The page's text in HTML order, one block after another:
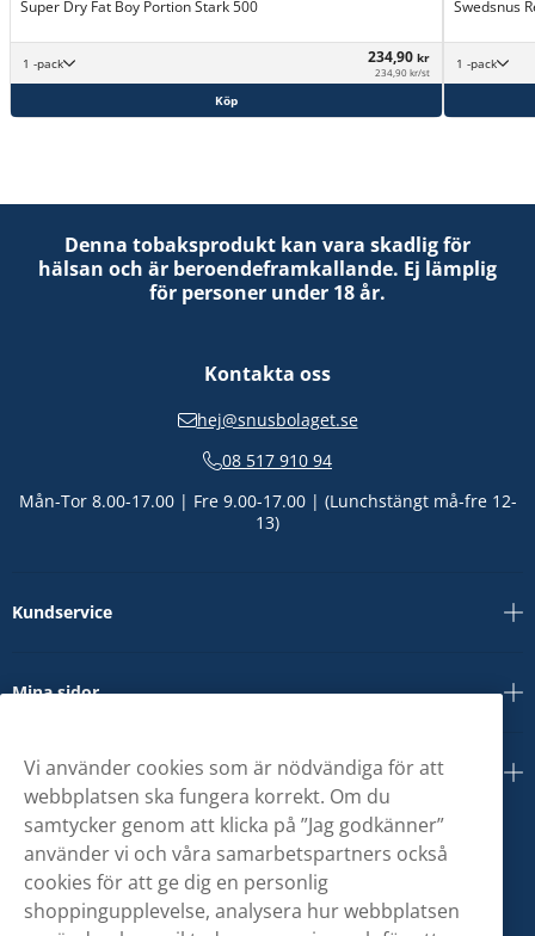
Super Dry Fat Boy Portion Stark 500
1 -pack 234,90 kr
234,90 kr/st
Köp
Swedsnus
1 -pack
Denna tobaksprodukt kan vara skadlig för
hälsan och är beroendeframkallande. Ej lämplig
för personer under 18 år.
Kontakta oss
hej@snusbolaget.se
08 517 910 94
Mån-Tor 8.00-17.00 | Fre 9.00-17.00 | (Lunchstängt må-fre 12-
13)
Kundservice
Mina sidor
Om oss
Vi använder cookies som är nödvändiga för att
webbplatsen ska fungera korrekt. Om du
samtycker genom att klicka på ”Jag godkänner”
använder vi och våra samarbetspartners också
cookies för att ge dig en personlig
shoppingupplevelse, analysera hur webbplatsen